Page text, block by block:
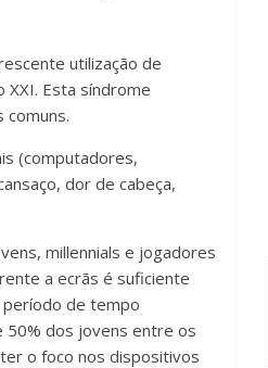
utilização de
Esta síndrome
comuns.
(computadores,
dor de cabeça,
millennials e jogadores
a ecrãs é suficiente
de tempo
50% dos jovens entre os
o foco nos dispositivos